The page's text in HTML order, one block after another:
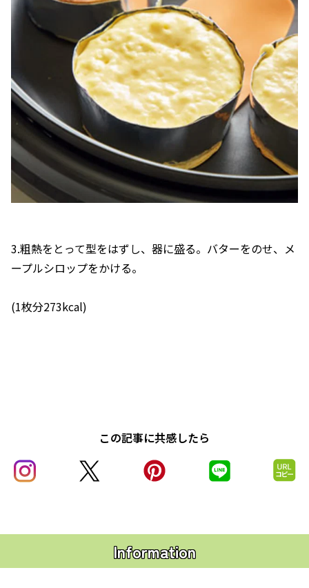
3.粗熱をとって型をはずし、器に盛る。バターをのせ、メ
ープルシロップをかける。
(1枚分273kcal)
この記事に共感したら
Information